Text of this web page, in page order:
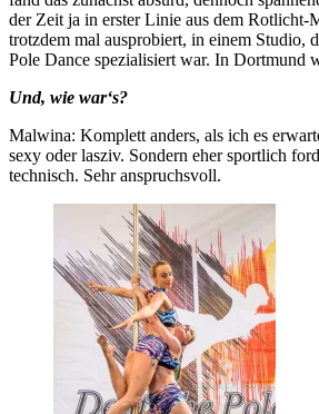
der Zeit ja in erster Linie aus dem Rotlicht-
trotzdem mal ausprobiert, in einem Studio,
Pole Dance spezialisiert war. In Dortmund
Und, wie war‘s?
Malwina: Komplett anders, als ich es
sexy oder lasziv. Sondern eher sportlich
technisch. Sehr anspruchsvoll.